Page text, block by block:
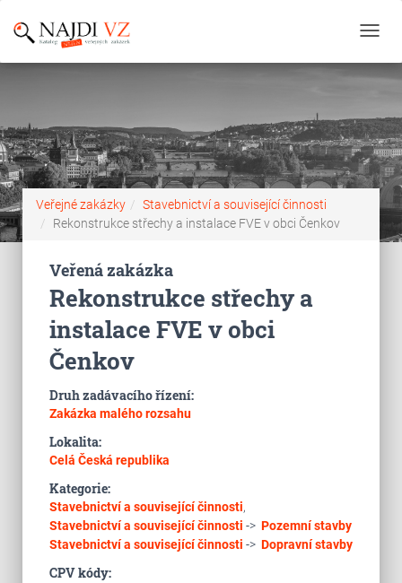
Veřejné zakázky
Stavebnictví a související činnosti
Rekonstrukce střechy a instalace FVE v obci Čenkov
Veřená zakázka
Rekonstrukce střechy a
instalace FVE v obci
Čenkov
Druh zadávacího řízení:
Zakázka malého rozsahu
Lokalita:
Celá Česká republika
Kategorie:
Stavebnictví a související činnosti,
Stavebnictví a související činnosti -> Pozemní stavby
Stavebnictví a související činnosti -> Dopravní stavby
CPV kódy: